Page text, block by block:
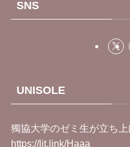
SNS
UNISOLE
獨協大学のゼミ生が立ち
https://lit.link/Haaa